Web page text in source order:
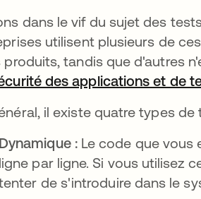
dans le vif du sujet des
utilisent plusieurs de
produits, tandis que d'autres
des applications et de
il existe quatre types de
Dynamique :Le code que vous
ligne par ligne. Si vous utilisez
de s'introduire dans le